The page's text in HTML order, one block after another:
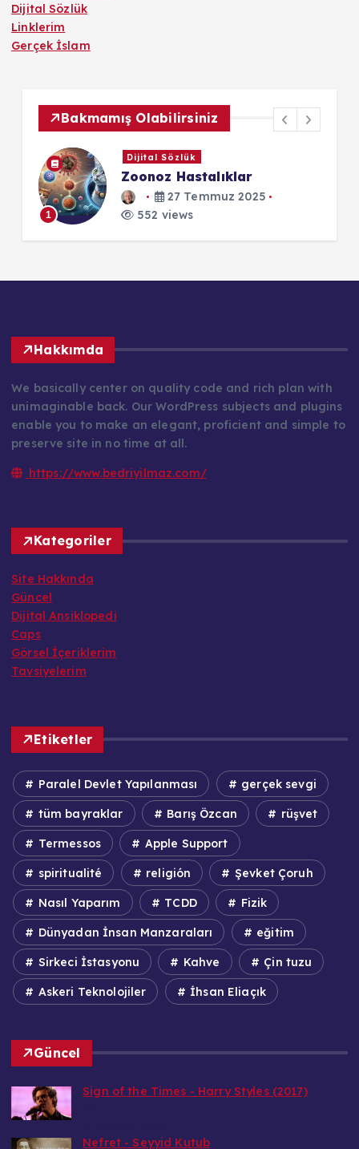
Dijital Sözlük
Linklerim
Gerçek İslam
Bakmamış Olabilirsiniz
1
Dijital Sözlük
Zoonoz Hastalıklar
27 Temmuz 2025
552 views
Hakkımda
We basically center on quality code and rich plan with
unimaginable back. Our WordPress subjects and plugins
enable you to make an elegant, proficient and simple to
preserve site in no time at all.
https://www.bedriyilmaz.com/
Kategoriler
Site Hakkında
Güncel
Dijital Ansiklopedi
Caps
Görsel İçeriklerim
Tavsiyelerim
Etiketler
Paralel Devlet Yapılanması gerçek sevgi
tüm bayraklar Barış Özcan rüşvet
Termessos Apple Support
spiritualité religión Şevket Çoruh
Nasıl Yaparım TCDD Fizik
Dünyadan İnsan Manzaraları eğitim
Sirkeci İstasyonu Kahve Çin tuzu
Askeri Teknolojiler İhsan Eliaçık
Güncel
Sign of the Times - Harry Styles (2017)
Nefret - Seyyid Kutub